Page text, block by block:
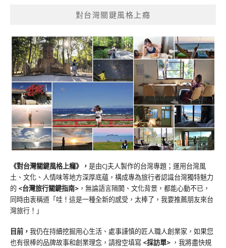
對台灣關鍵風格上癮
《對台灣關鍵風格上癮》 ， 是由CJ夫人製作的台灣專題；運用台灣風
土、文化、人情味等地方深厚底蘊，構成專為旅行者認識台灣獨特魅力
的 <台灣旅行關鍵指南> ，無論語言隔閡、文化背景，都能心動不已，
同時由衷稱道「哇！這是一種全新的感受，太棒了，我要推薦朋友來台
灣旅行！」
目前， 我仍在持續挖掘用心生活、處事謹慎的匠人職人創業家，如果您
也有很棒的品牌故事和創業理念，請撥空填寫 <採訪單> ，我將盡快規